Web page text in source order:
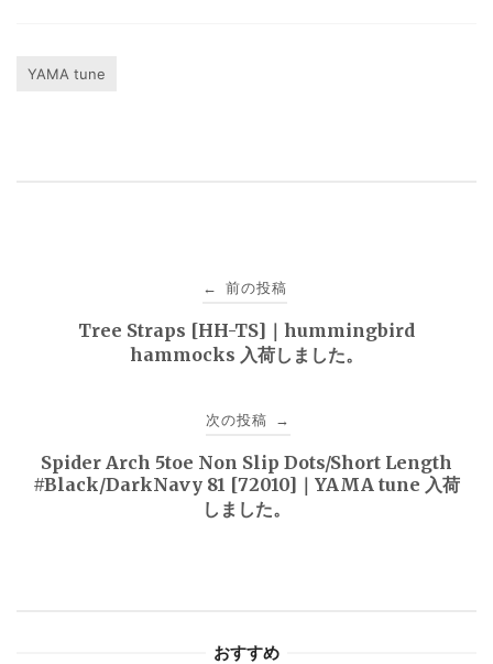
YAMA tune
ー
← 前の投稿
Tree Straps [HH-TS]｜hummingbird
hammocks 入荷しました。
次の投稿 →
Spider Arch 5toe Non Slip Dots/Short Length
#Black/DarkNavy 81 [72010]｜YAMA tune 入荷
しました。
おすすめ